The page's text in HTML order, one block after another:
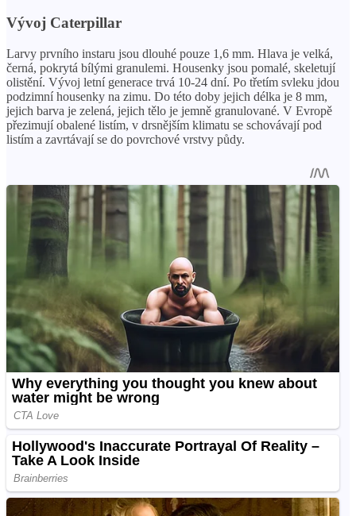
Vývoj Caterpillar
Larvy prvního instaru jsou dlouhé pouze 1,6 mm. Hlava je velká,
černá, pokrytá bílými granulemi. Housenky jsou pomalé, skeletují
olistění. Vývoj letní generace trvá 10-24 dní. Po třetím svleku jdou
podzimní housenky na zimu. Do této doby jejich délka je 8 mm,
jejich barva je zelená, jejich tělo je jemně granulované. V Evropě
přezimují obalené listím, v drsnějším klimatu se schovávají pod
listím a zavrtávají se do povrchové vrstvy půdy.